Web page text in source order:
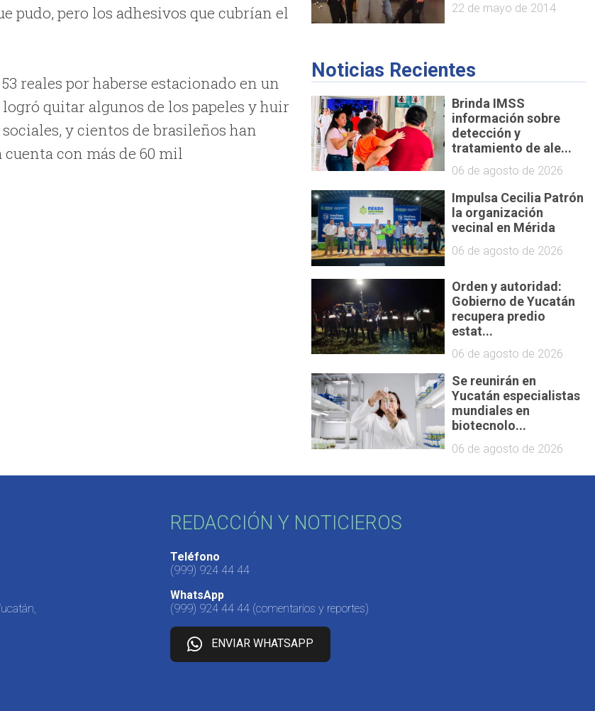
pudo, pero los adhesivos que cubrían el
reales por haberse estacionado en un
quitar algunos de los papeles y huir
y cientos de brasileños han
con más de 60 mil
22 de mayo de 2014
Noticias Recientes
Brinda IMSS
información sobre
detección y
tratamiento de ale...
06 de agosto de 2026
Impulsa Cecilia Patrón
la organización
vecinal en Mérida
06 de agosto de 2026
Orden y autoridad:
Gobierno de Yucatán
recupera predio
estat...
06 de agosto de 2026
Se reunirán en
Yucatán especialistas
mundiales en
biotecnolo...
06 de agosto de 2026
REDACCIÓN Y NOTICIEROS
Teléfono
(999) 924 44 44
WhatsApp
(999) 924 44 44 (comentarios y reportes)
ENVIAR WHATSAPP